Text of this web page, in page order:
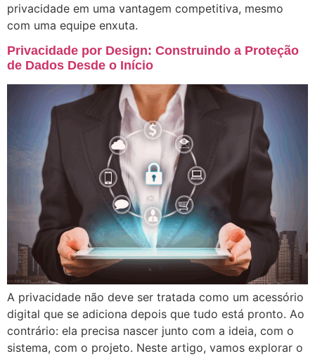
privacidade em uma vantagem competitiva, mesmo
com uma equipe enxuta.
Privacidade por Design: Construindo a Proteção
de Dados Desde o Início
A privacidade não deve ser tratada como um acessório
digital que se adiciona depois que tudo está pronto. Ao
contrário: ela precisa nascer junto com a ideia, com o
sistema, com o projeto. Neste artigo, vamos explorar o